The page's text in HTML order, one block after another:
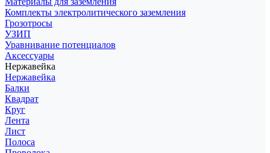
Комплекты электролитического заземления
Грозотросы
УЗИП
Уравнивание потенциалов
Аксессуары
Нержавейка
Нержавейка
Балки
Квадрат
Круг
Лента
Лист
Полоса